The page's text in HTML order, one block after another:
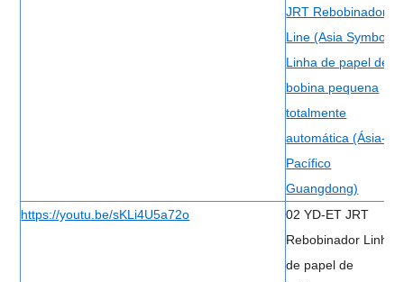
JRT Rebobinador
Line (Asia Symbo)
Linha de papel de
bobina pequena
totalmente
automática (Ásia-
Pacífico
Guangdong)
https://youtu.be/sKLi4U5a72o
02 YD-ET JRT
Rebobinador Linha
de papel de